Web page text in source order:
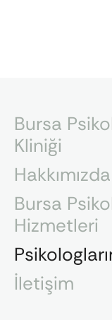
Bursa
Kliniği
Hakkımızda
Bursa
Hizmetleri
İletişim